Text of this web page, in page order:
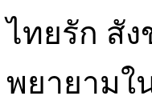
ไทยรัก สั
พยายามใ